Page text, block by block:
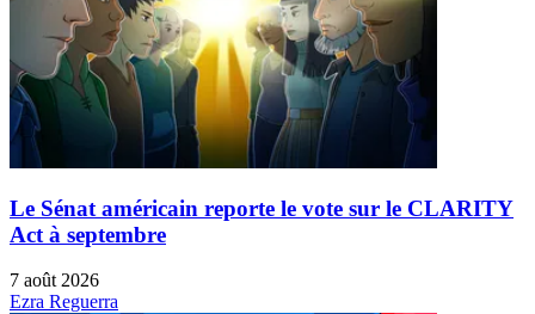
Le Sénat américain reporte le vote sur le CLARITY
Act à septembre
7 août 2026
Ezra Reguerra